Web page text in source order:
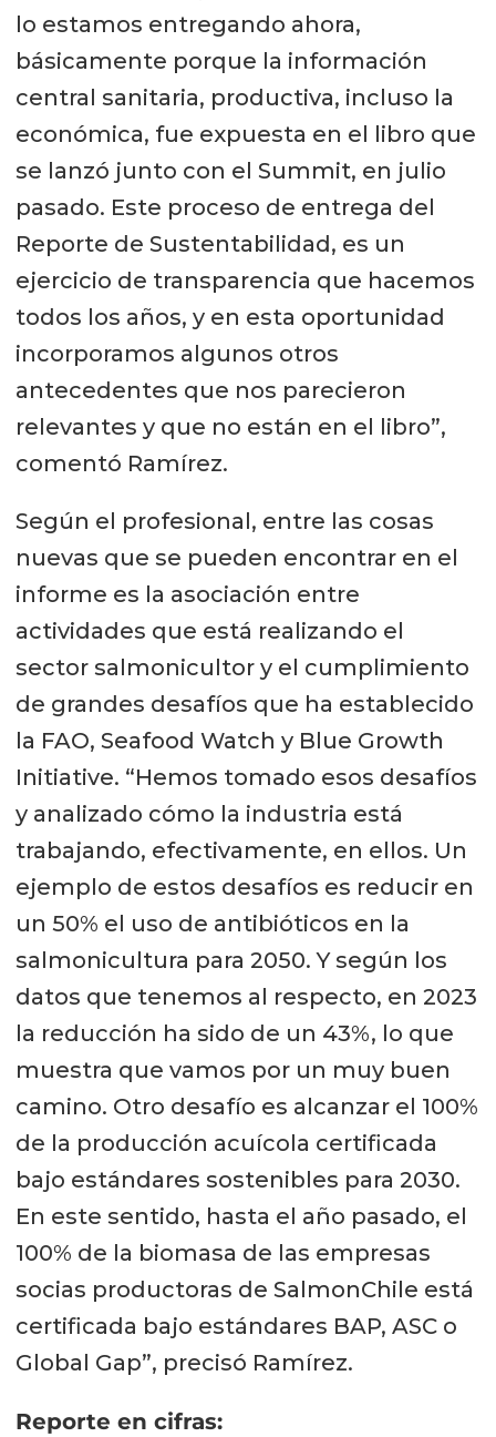
lo estamos entregando ahora,
básicamente porque la información
central sanitaria, productiva, incluso la
económica, fue expuesta en el libro que
se lanzó junto con el Summit, en julio
pasado. Este proceso de entrega del
Reporte de Sustentabilidad, es un
ejercicio de transparencia que hacemos
todos los años, y en esta oportunidad
incorporamos algunos otros
antecedentes que nos parecieron
relevantes y que no están en el libro”,
comentó Ramírez.
Según el profesional, entre las cosas
nuevas que se pueden encontrar en el
informe es la asociación entre
actividades que está realizando el
sector salmonicultor y el cumplimiento
de grandes desafíos que ha establecido
la FAO, Seafood Watch y Blue Growth
Initiative. “Hemos tomado esos desafíos
y analizado cómo la industria está
trabajando, efectivamente, en ellos. Un
ejemplo de estos desafíos es reducir en
un 50% el uso de antibióticos en la
salmonicultura para 2050. Y según los
datos que tenemos al respecto, en 2023
la reducción ha sido de un 43%, lo que
muestra que vamos por un muy buen
camino. Otro desafío es alcanzar el 100%
de la producción acuícola certificada
bajo estándares sostenibles para 2030.
En este sentido, hasta el año pasado, el
100% de la biomasa de las empresas
socias productoras de SalmonChile está
certificada bajo estándares BAP, ASC o
Global Gap”, precisó Ramírez.
Reporte en cifras: